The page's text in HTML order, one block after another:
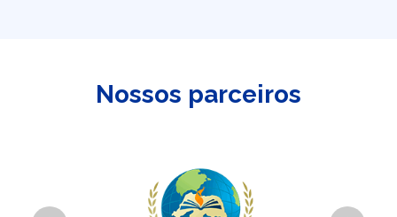
Nossos parceiros